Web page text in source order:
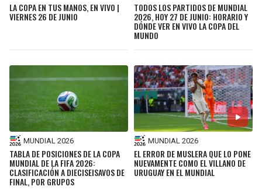
LA COPA EN TUS MANOS, EN VIVO |
VIERNES 26 DE JUNIO
TODOS LOS PARTIDOS DE MUNDIAL
2026, HOY 27 DE JUNIO: HORARIO Y
DÓNDE VER EN VIVO LA COPA DEL
MUNDO
MUNDIAL 2026
TABLA DE POSICIONES DE LA COPA
MUNDIAL DE LA FIFA 2026:
CLASIFICACIÓN A DIECISEISAVOS DE
FINAL, POR GRUPOS
MUNDIAL 2026
EL ERROR DE MUSLERA QUE LO PONE
NUEVAMENTE COMO EL VILLANO DE
URUGUAY EN EL MUNDIAL